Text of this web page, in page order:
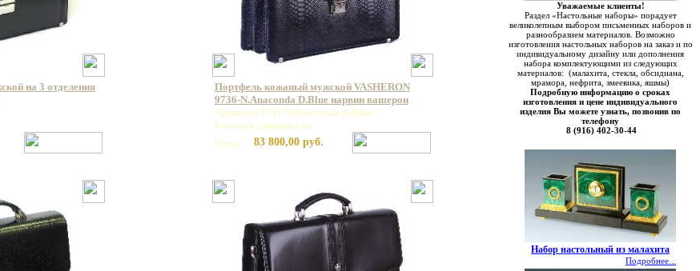
на 3 отделения
Портфель кожаный мужской VASHERON
9736-N.Anaconda D.Blue нарвин вашерон
Артикул: 9736 N.Anaconda D.Blue
Базовая единица: шт
Цена:
83 800,00 руб.
Уважаемые клиенты!
Раздел «Настольные наборы» порадует
великолепным выбором письменных наборов и
разнообразием материалов. Возможно
изготовления настольных наборов на заказ и по
индивидуальному дизайну или дополнения
набора комплектующими из следующих
материалов: (малахита, стекла, обсидиана,
мрамора, нефрита, змеевика, яшмы)
Подробную информацию о сроках
изготовления и цене индивидуального
изделия Вы можете узнать, позвонив по
телефону
8 (916) 402-30-44
Набор настольный из малахита
Подробнее...